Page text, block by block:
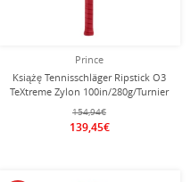
Prince
Książę Tennisschläger Ripstick O3
TeXtreme Zylon 100in/280g/Turnier
154,94€
139,45€